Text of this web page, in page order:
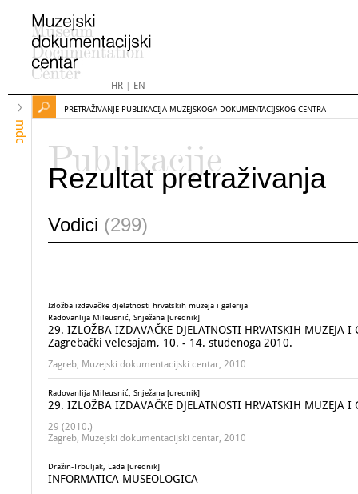
HR| EN
mdc
PRETRAŽIVANJE PUBLIKACIJA MUZEJSKOGA DOKUMENTACIJSKOG CENTRA
Publikacije
Rezultat pretraživanja
Vodici (299)
Izložba izdavačke djelatnosti hrvatskih muzeja i galerija
Radovanlija Mileusnić, Snježana [urednik]
29. IZLOŽBA IZDAVAČKE DJELATNOSTI HRVATSKIH
Zagrebački velesajam, 10. - 14. studenoga 2010.
Zagreb, Muzejski dokumentacijski centar, 2010
Radovanlija Mileusnić, Snježana [urednik]
29. IZLOŽBA IZDAVAČKE DJELATNOSTI HRVATSKIH MUZEJA
29 (2010.)
Zagreb, Muzejski dokumentacijski centar, 2010
Dražin-Trbuljak, Lada [urednik]
INFORMATICA MUSEOLOGICA